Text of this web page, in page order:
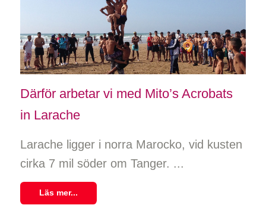
Därför arbetar vi med Mito’s Acrobats
in Larache
Larache ligger i norra Marocko, vid kusten
cirka 7 mil söder om Tanger. ...
Läs mer...